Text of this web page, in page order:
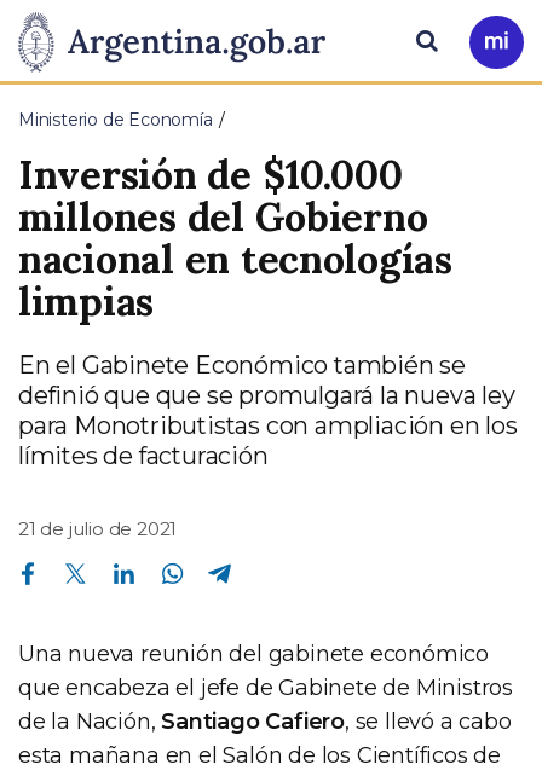
Presidencia
de
la
Nación
Pasar al contenido principal
Ir
a
Buscar
Ministerio de Economía
Inversión de $10.000
millones del Gobierno
nacional en tecnologías
limpias
En el Gabinete Económico también se
definió que que se promulgará la nueva ley
para Monotributistas con ampliación en los
límites de facturación
21 de julio de 2021
Compartir en Facebook Compartir en Twitter Compartir en Linkedin Compartir en Whatsapp
Una nueva reunión del gabinete económico
que encabeza el jefe de Gabinete de Ministros
de la Nación,Santiago Cafiero, se llevó a cabo
esta mañana en el Salón de los Científicos de